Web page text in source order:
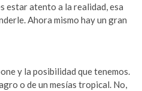
estar atento a la realidad, esa
Ahora mismo hay un gran
y la posibilidad que tenemos.
o de un mesías tropical. No,